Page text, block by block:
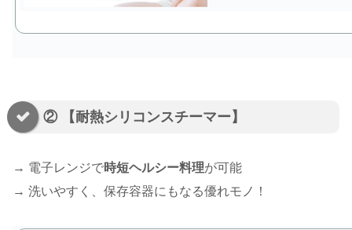
② 【耐熱シリコンスチーマー】
→ 電子レンジで時短ヘルシー料理が可能
→ 洗いやすく、保存容器にもなる優れモノ！